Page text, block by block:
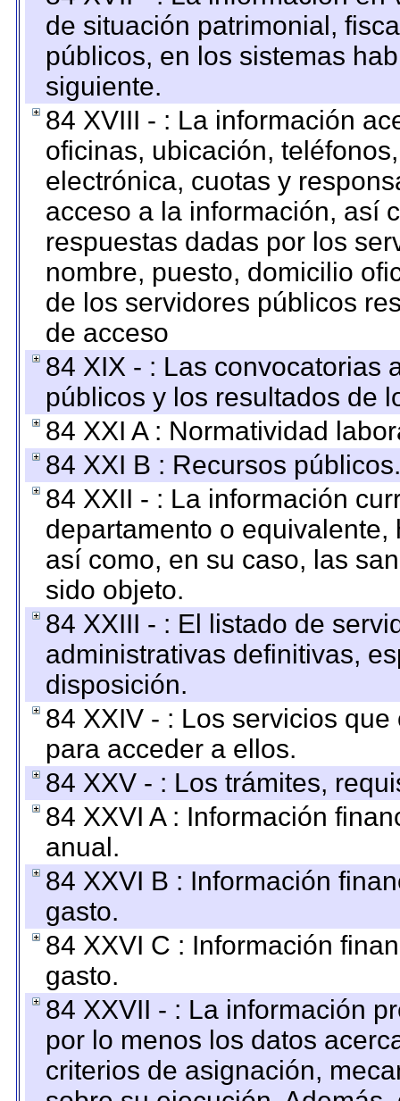
de situación patrimonial,
públicos, en los sistemas
siguiente.
84 XVIII - : La información
oficinas, ubicación,
electrónica, cuotas y
acceso a la información, así
respuestas dadas por los
nombre, puesto, domicilio
de los servidores públicos
de acceso
84 XIX - : Las convocatorias
públicos y los resultados de
84 XXI A : Normatividad
84 XXI B : Recursos públicos.
84 XXII - : La información
departamento o
así como, en su caso, las
sido objeto.
84 XXIII - : El listado de
administrativas definitivas,
disposición.
84 XXIV - : Los servicios
para acceder a ellos.
84 XXV - : Los trámites,
84 XXVI A : Información
anual.
84 XXVI B : Información
gasto.
84 XXVI C : Información
gasto.
84 XXVII - : La información
por lo menos los datos
criterios de asignación,